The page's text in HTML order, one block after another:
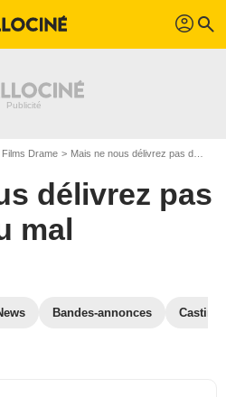
profil search
Films Drame Mais ne nous délivrez pas du mal
délivrez pas
mal
Bandes-annonces Casting